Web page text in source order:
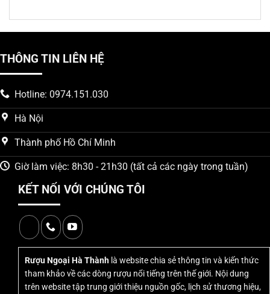
đèn led
Thông số của rượu Vodka đèn led
THÔNG TIN LIÊN HỆ
Hotline: 0974.151.030
Hà Nội
Thành phố Hồ Chí Minh
Giờ làm việc: 8h30 - 21h30 (tất cả các ngày trong tuần)
KẾT NỐI VỚI CHÚNG TÔI
Rượu Ngoại Hà Thành là website chia sẻ thông tin và kiến thức
tham khảo về các dòng rượu nổi tiếng trên thế giới. Nội dung
trên website tập trung giới thiệu nguồn gốc, lịch sử thương hiệu,